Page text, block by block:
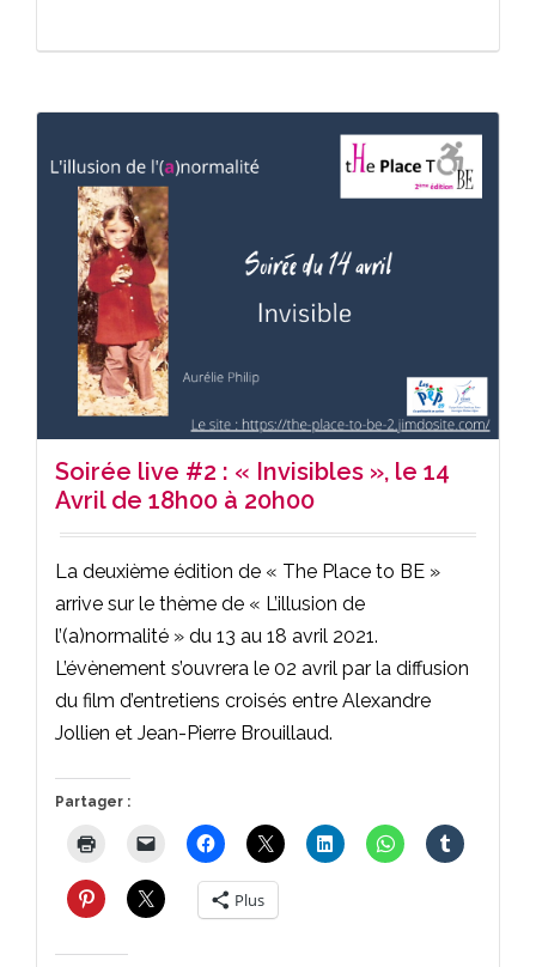
Soirée live #2 : « Invisibles », le 14
Avril de 18h00 à 20h00
La deuxième édition de « The Place to BE »
arrive sur le thème de « L’illusion de
l’(a)normalité » du 13 au 18 avril 2021.
L’évènement s’ouvrera le 02 avril par la diffusion
du film d’entretiens croisés entre Alexandre
Jollien et Jean-Pierre Brouillaud.
Partager :
Plus